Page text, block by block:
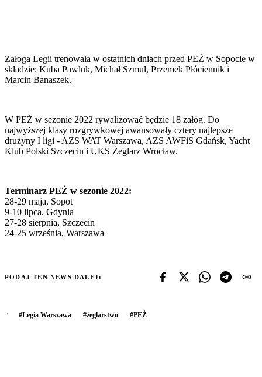
Załoga Legii trenowała w ostatnich dniach przed PEŻ w Sopocie w
składzie: Kuba Pawluk, Michał Szmul, Przemek Płóciennik i
Marcin Banaszek.
W PEŻ w sezonie 2022 rywalizować będzie 18 załóg. Do
najwyższej klasy rozgrywkowej awansowały cztery najlepsze
drużyny I ligi - AZS WAT Warszawa, AZS AWFiS Gdańsk, Yacht
Klub Polski Szczecin i UKS Żeglarz Wrocław.
Terminarz PEŻ w sezonie 2022:
28-29 maja, Sopot
9-10 lipca, Gdynia
27-28 sierpnia, Szczecin
24-25 września, Warszawa
PODAJ TEN NEWS DALEJ:
#Legia Warszawa #żeglarstwo #PEŻ